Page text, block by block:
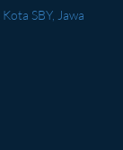
SBY, Jawa